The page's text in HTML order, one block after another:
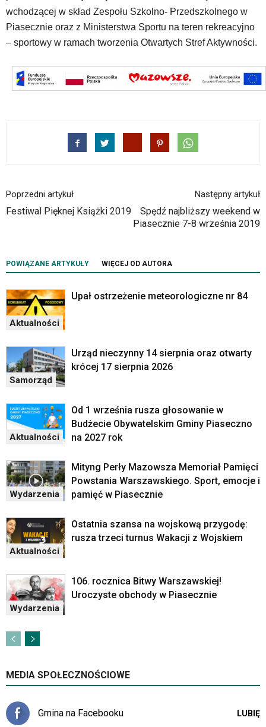
wchodzącej w skład Zespołu Szkolno- Przedszkolnego w
Piasecznie oraz z Ministerstwa Sportu na teren rekreacyjno
– sportowy w ramach tworzenia Otwartych Stref Aktywności.
Poprzedni artykuł
Festiwal Pięknej Książki 2019
Następny artykuł
Spędź najbliższy weekend w
Piasecznie 7-8 września 2019
POWIĄZANE ARTYKUŁY WIĘCEJ OD AUTORA
Aktualności
Upał ostrzeżenie meteorologiczne nr 84
Samorząd
Urząd nieczynny 14 sierpnia oraz otwarty
krócej 17 sierpnia 2026
Aktualności
Od 1 września rusza głosowanie w
Budżecie Obywatelskim Gminy Piaseczno
na 2027 rok
Wydarzenia
Mityng Perły Mazowsza Memoriał Pamięci
Powstania Warszawskiego. Sport, emocje i
pamięć w Piasecznie
Aktualności
Ostatnia szansa na wojskową przygodę:
rusza trzeci turnus Wakacji z Wojskiem
Wydarzenia
106. rocznica Bitwy Warszawskiej!
Uroczyste obchody w Piasecznie
MEDIA SPOŁECZNOŚCIOWE
Gmina na Facebooku LUBIĘ